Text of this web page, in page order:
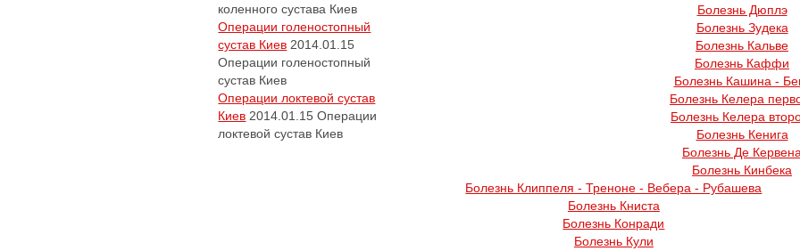
коленного сустава Киев
Операции голеностопный
сустав Киев 2014.01.15
Операции голеностопный
сустав Киев
Операции локтевой сустав
Киев 2014.01.15 Операции
локтевой сустав Киев
Болезнь Дюплэ
Болезнь Зудека
Болезнь Кальве
Болезнь Каффи
Болезнь Кашина -
Болезнь Келера
Болезнь Келера
Болезнь Кенига
Болезнь Де Кервена
Болезнь Кинбека
Болезнь Клиппеля - Треноне - Вебера - Рубашева
Болезнь Книста
Болезнь Конради
Болезнь Кули